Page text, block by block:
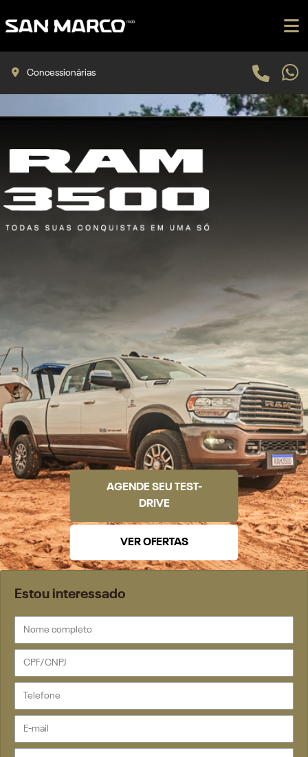
Concessionárias
Estou interessado
AGENDE SEU TEST-
DRIVE
VER OFERTAS